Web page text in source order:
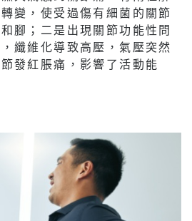
變，使受過傷有細菌的關節
腳；二是出現關節功能性問
纖維化導致高壓，氣壓突然
發紅脹痛，影響了活動能